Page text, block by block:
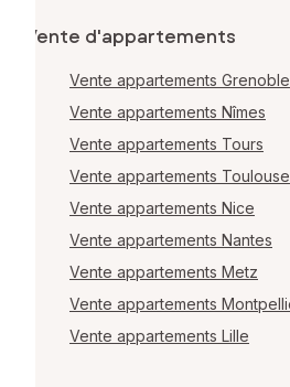
Vente d'appartements
Vente appartements Grenoble
Vente appartements Nîmes
Vente appartements Tours
Vente appartements Toulouse
Vente appartements Nice
Vente appartements Nantes
Vente appartements Metz
Vente appartements
Vente appartements Lille